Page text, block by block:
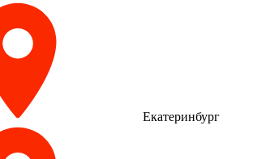
Екатеринбург